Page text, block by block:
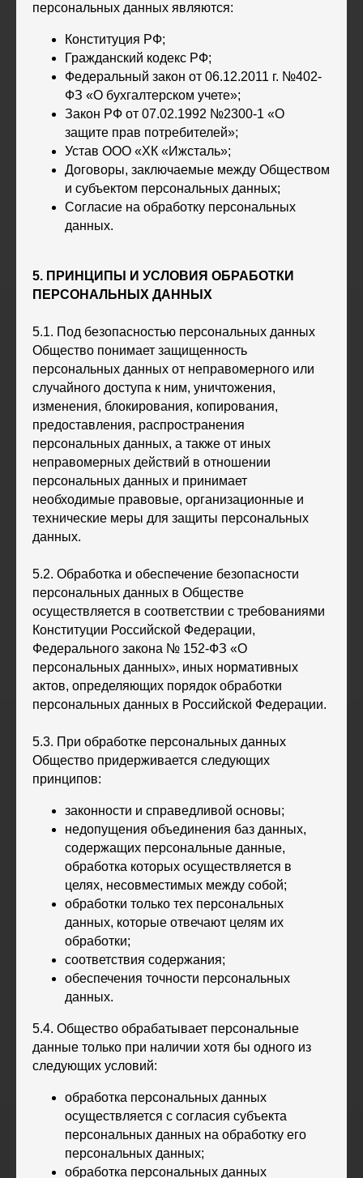
персональных данных являются:
Конституция РФ;
Гражданский кодекс РФ;
Федеральный закон от 06.12.2011 г. №402-
ФЗ «О бухгалтерском учете»;
Закон РФ от 07.02.1992 №2300-1 «О
защите прав потребителей»;
Устав ООО «ХК «Ижсталь»;
Договоры, заключаемые между Обществом
и субъектом персональных данных;
Согласие на обработку персональных
данных.
5. ПРИНЦИПЫ И УСЛОВИЯ ОБРАБОТКИ
ПЕРСОНАЛЬНЫХ ДАННЫХ
5.1. Под безопасностью персональных данных
Общество понимает защищенность
персональных данных от неправомерного или
случайного доступа к ним, уничтожения,
изменения, блокирования, копирования,
предоставления, распространения
персональных данных, а также от иных
неправомерных действий в отношении
персональных данных и принимает
необходимые правовые, организационные и
технические меры для защиты персональных
данных.
5.2. Обработка и обеспечение безопасности
персональных данных в Обществе
осуществляется в соответствии с требованиями
Конституции Российской Федерации,
Федерального закона № 152-ФЗ «О
персональных данных», иных нормативных
актов, определяющих порядок обработки
персональных данных в Российской Федерации.
5.3. При обработке персональных данных
Общество придерживается следующих
принципов:
законности и справедливой основы;
недопущения объединения баз данных,
содержащих персональные данные,
обработка которых осуществляется в
целях, несовместимых между собой;
обработки только тех персональных
данных, которые отвечают целям их
обработки;
соответствия содержания;
обеспечения точности персональных
данных.
5.4. Общество обрабатывает персональные
данные только при наличии хотя бы одного из
следующих условий:
обработка персональных данных
осуществляется с согласия субъекта
персональных данных на обработку его
персональных данных;
обработка персональных данных